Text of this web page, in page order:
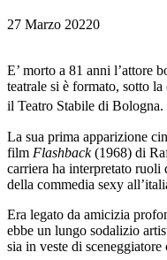
27 Marzo 20220
E’ morto a 81 anni l’attore
teatrale si è formato, sotto
il Teatro Stabile di Bologna.
La sua prima apparizione
film Flashback(1968) di
carriera ha interpretato
della commedia sexy
Era legato da amicizia
ebbe un lungo sodalizio
sia in veste di sceneggiatore